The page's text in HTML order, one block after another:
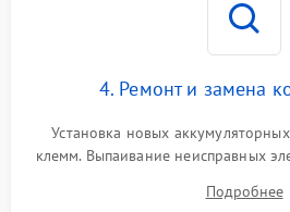
4. Ремонт и замена
Установка новых
клемм. Выпаивание неисправных
цепи зарядки и монтаж
Восстановление поврежденных
Подробнее